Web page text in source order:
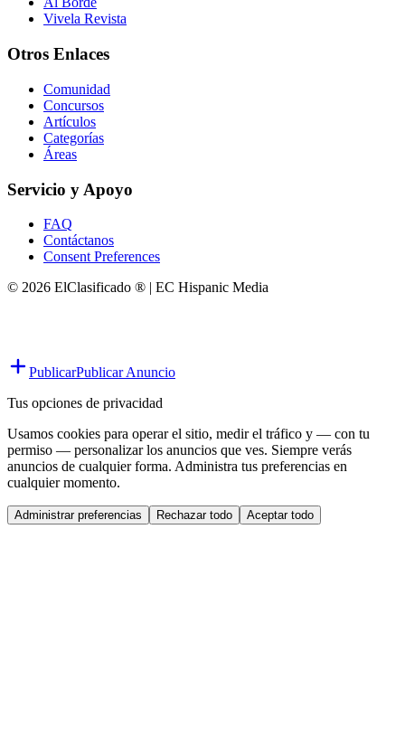
Vivela Revista
Otros Enlaces
Comunidad
Concursos
Artículos
Categorías
Áreas
Servicio y Apoyo
FAQ
Contáctanos
Consent Preferences
© 2026 ElClasificado ® | EC Hispanic Media
PublicarPublicar Anuncio
Tus opciones de privacidad
Usamos cookies para operar el sitio, medir el tráfico y — con tu
permiso — personalizar los anuncios que ves. Siempre verás
anuncios de cualquier forma. Administra tus preferencias en
cualquier momento.
Administrar preferencias Rechazar todo Aceptar todo